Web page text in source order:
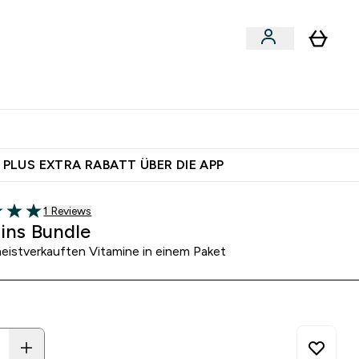
EXTRA RABATT ÜBER DIE APP
stars
1 customer reviews
1 Reviews
Bundle
Vitamine in einem Paket